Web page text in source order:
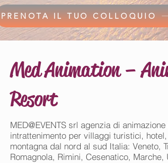
PRENOTA IL TUO COLLOQUIO
Med Animation –
Resort
MED@EVENTS srl agenzia di
intrattenimento per villaggi turistici,
montagna dal nord al sud Italia: Veneto,
Romagnola, Rimini, Cesenatico,